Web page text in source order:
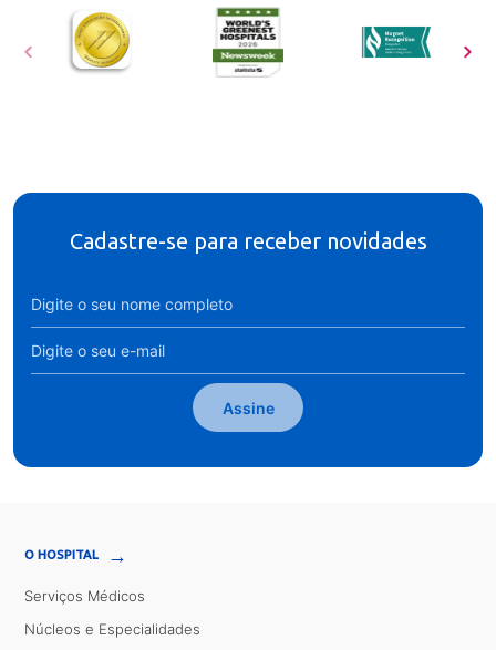
Cadastre-se para receber novidades
Assine
O HOSPITAL →
Serviços Médicos
Núcleos e Especialidades